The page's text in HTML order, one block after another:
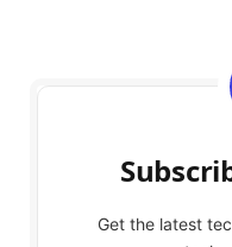
Get the latest